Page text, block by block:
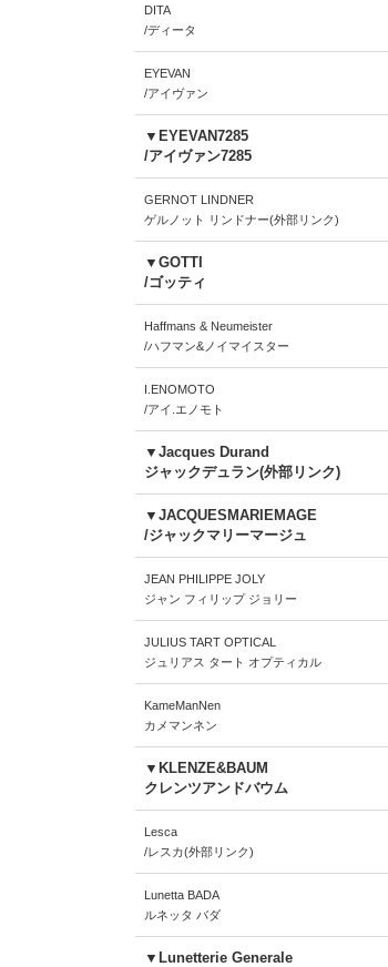
DITA
/ディータ
EYEVAN
/アイヴァン
▼EYEVAN7285
/アイヴァン7285
GERNOT LINDNER
ゲルノット リンドナー(外部リンク)
▼GOTTI
/ゴッティ
Haffmans & Neumeister
/ハフマン&ノイマイスター
I.ENOMOTO
/アイ.エノモト
▼Jacques Durand
ジャックデュラン(外部リンク)
▼JACQUESMARIEMAGE
/ジャックマリーマージュ
JEAN PHILIPPE JOLY
ジャン フィリップ ジョリー
JULIUS TART OPTICAL
ジュリアス タート オプティカル
KameManNen
カメマンネン
▼KLENZE&BAUM
クレンツアンドバウム
Lesca
/レスカ(外部リンク)
Lunetta BADA
ルネッタ バダ
▼Lunetterie Generale